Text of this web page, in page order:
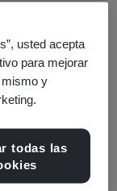
Enroll
usted acepta
para mejorar
mismo y
todas las